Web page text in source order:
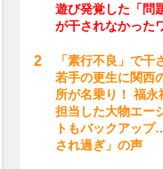
遊び発覚した「問
が干されなかった
「素行不良」で干
若手の更生に関西
所が名乗り！ 福永
担当した大物エー
トもバックアッ
され過ぎ」の声